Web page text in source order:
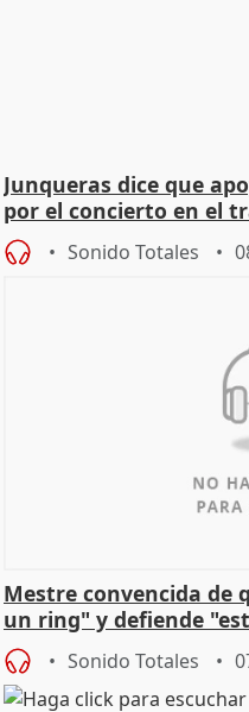
Junqueras dice que
por el concierto en el
Sonido Totales
Mestre convencida de
un ring" y defiende
Vox
Sonido Totales